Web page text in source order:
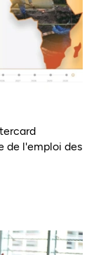
de l'emploi des